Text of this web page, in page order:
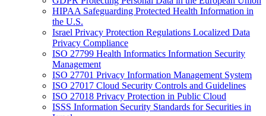
HIPAA Safeguarding Protected Health Information in
the U.S.
Israel Privacy Protection Regulations Localized Data
Privacy Compliance
ISO 27799 Health Informatics Information Security
Management
ISO 27701 Privacy Information Management System
ISO 27017 Cloud Security Controls and Guidelines
ISO 27018 Privacy Protection in Public Cloud
ISSS Information Security Standards for Securities in